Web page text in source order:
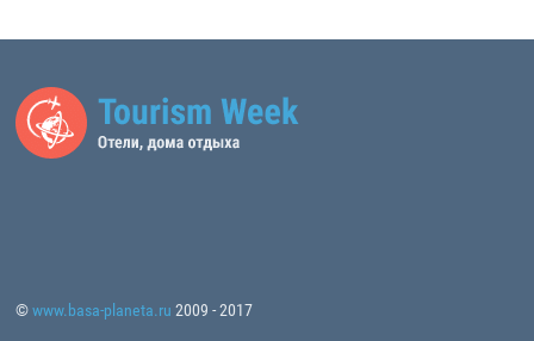
©www.basa-planeta.ru 2009 - 2017